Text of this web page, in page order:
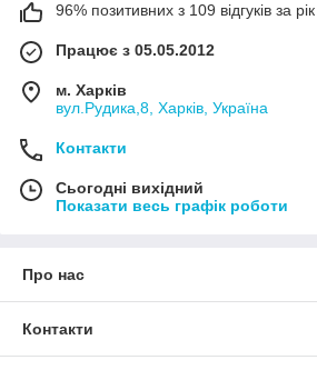
96% позитивних з 109 відгуків за рік
Працює з 05.05.2012
м. Харків
вул.Рудика,8, Харків, Україна
Контакти
Сьогодні вихідний
Показати весь графік роботи
Про нас
Контакти